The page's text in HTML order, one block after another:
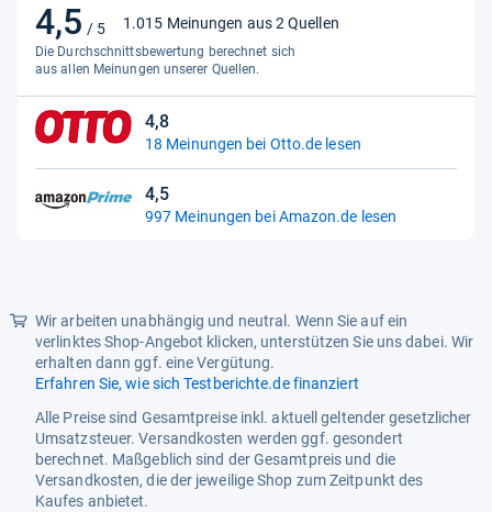
4,5 / 5
4,5
von
5
Sternen
1.015 Meinungen aus 2 Quellen
Die Durchschnittsbewertung berechnet sich
aus allen Meinungen unserer Quellen.
4,8
4,8
von
Sternen
18 Meinungen bei Otto.de lesen
4,5
4,5
von
997 Meinungen bei Amazon.de lesen
Wir arbeiten unabhängig und neutral. Wenn Sie auf ein
verlinktes Shop-Angebot klicken, unterstützen Sie uns dabei. Wir
erhalten dann ggf. eine Vergütung.
Erfahren Sie, wie sich Testberichte.de finanziert
Alle Preise sind Gesamtpreise inkl. aktuell geltender gesetzlicher
Umsatzsteuer. Versandkosten werden ggf. gesondert
berechnet. Maßgeblich sind der Gesamtpreis und die
Versandkosten, die der jeweilige Shop zum Zeitpunkt des
Kaufes anbietet.